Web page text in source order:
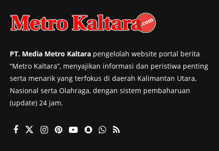
PT. Media Metro Kaltara pengelolah website portal berita
“Metro Kaltara”, menyajikan informasi dan peristiwa penting
serta menarik yang terfokus di daerah Kalimantan Utara,
Nasional serta Olahraga, dengan sistem pembaharuan
(update) 24 jam.